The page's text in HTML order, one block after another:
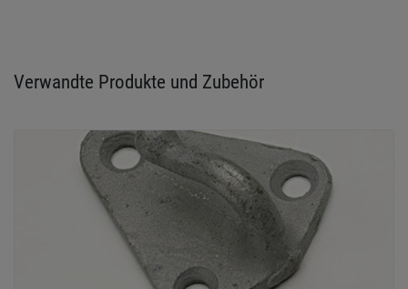
Verwandte Produkte und Zubehör